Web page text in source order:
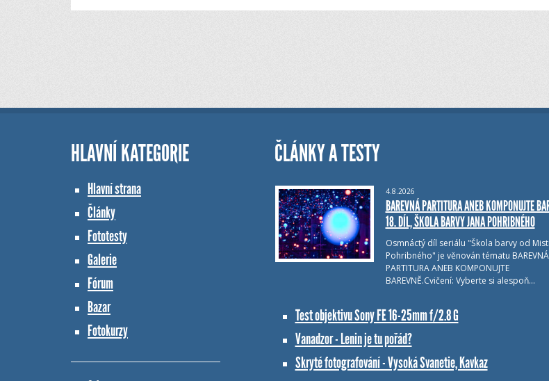
HLAVNÍ KATEGORIE
Hlavní strana
Články
Fototesty
Galerie
Fórum
Bazar
Fotokurzy
ČLÁNKY A TESTY
4.8.2026
BAREVNÁ PARTITURA ANEB KOMPONUJTE
18. DÍL, ŠKOLA BARVY JANA POHRIBNÉHO
Osmnáctý díl seriálu "Škola barvy od
Pohribného" je věnován tématu BAREVNÁ
PARTITURA ANEB KOMPONUJTE
BAREVNĚ.Cvičení: Vyberte si alespoň…
Test objektivu Sony FE 16-25mm f/2.8 G
Vanadzor - Lenin je tu pořád?
Skryté fotografování - Vysoká Svanetie, Kavkaz